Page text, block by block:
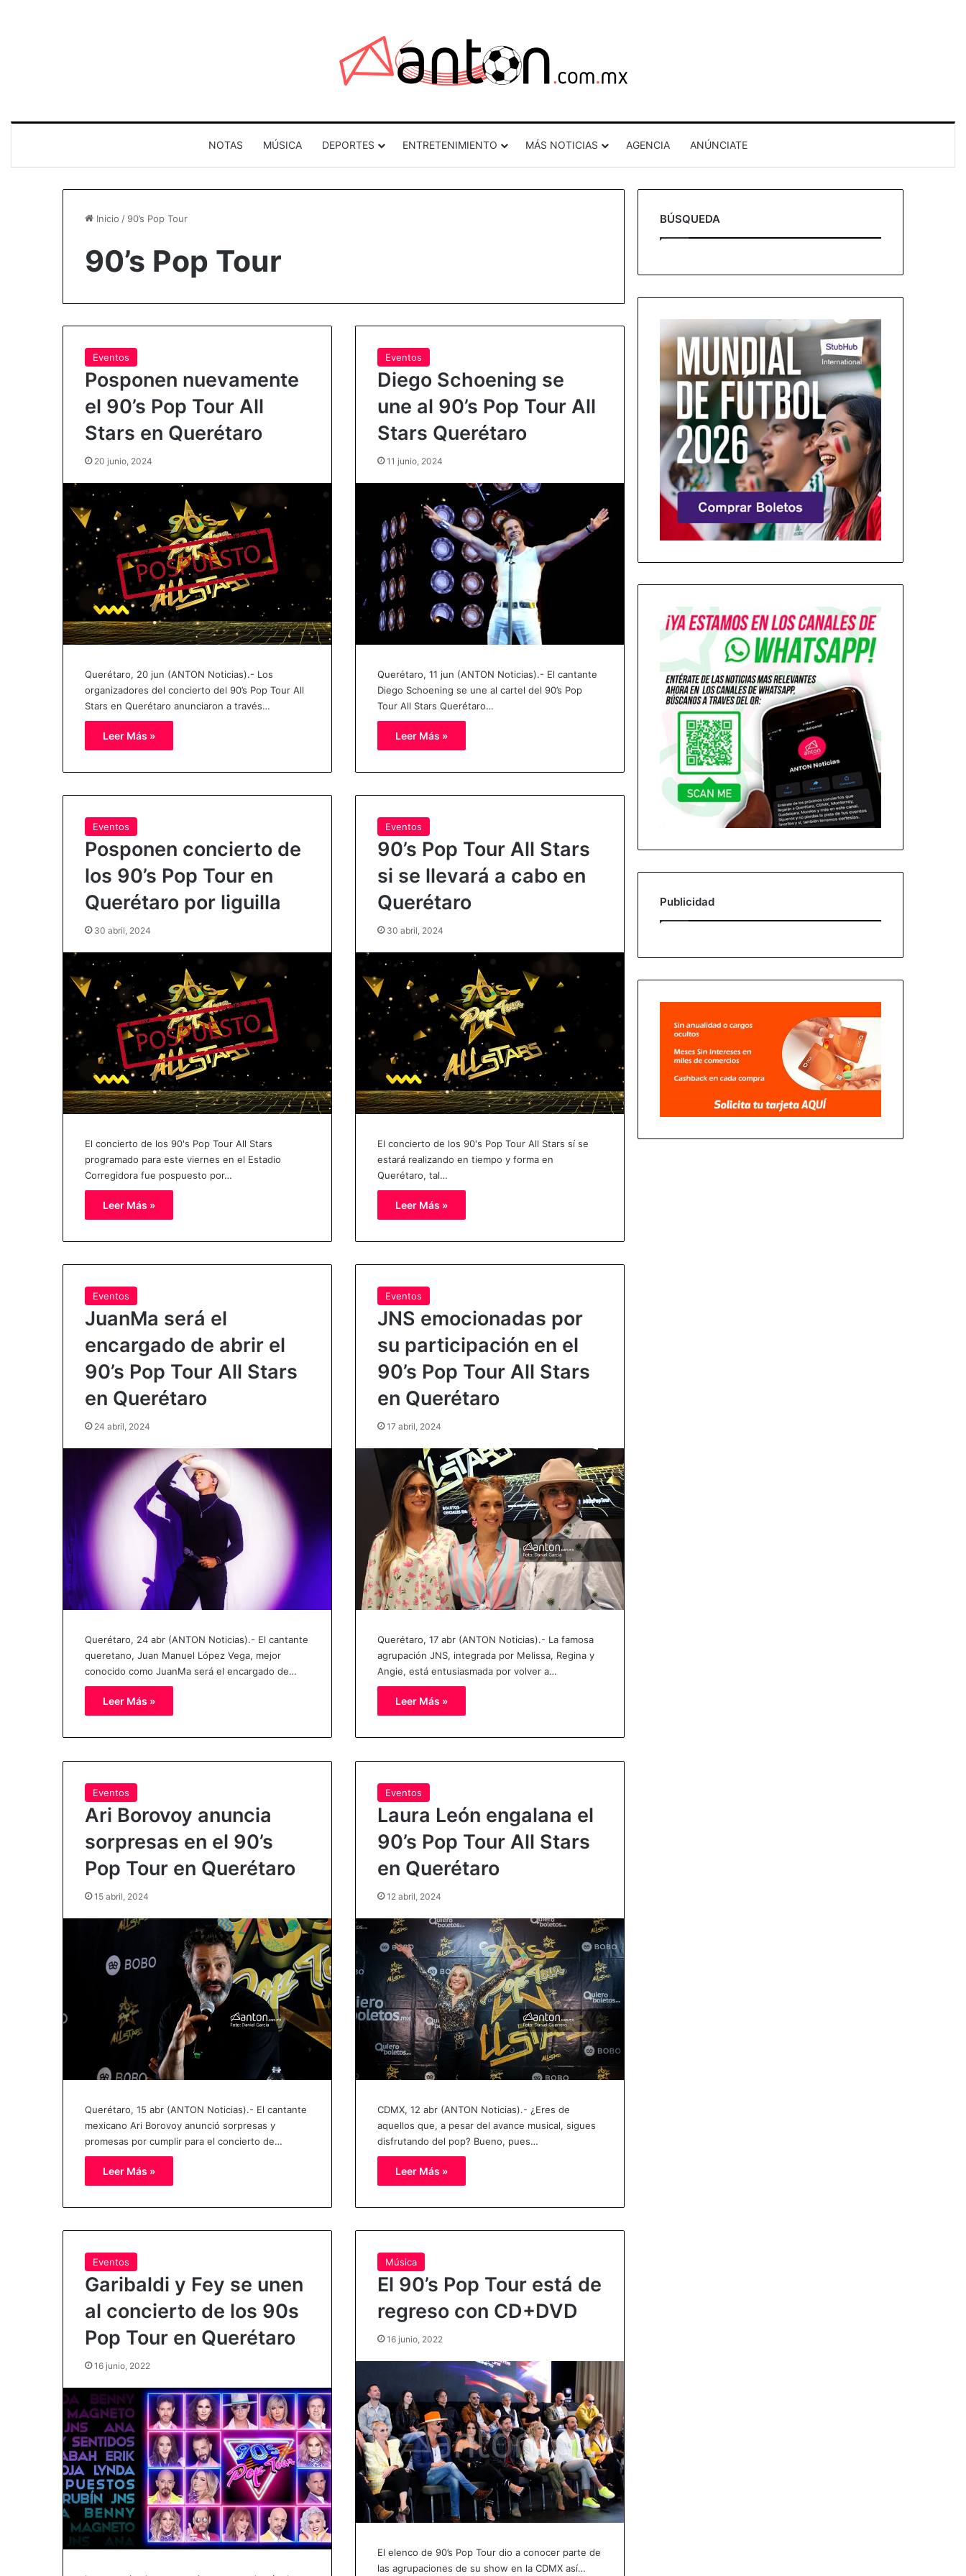
NOTAS MÚSICA DEPORTES ENTRETENIMIENTO MÁS NOTICIAS AGENCIA ANÚNCIATE
Inicio / 90’s Pop Tour
90’s Pop Tour
Eventos
Posponen nuevamente
el 90’s Pop Tour All
Stars en Querétaro
20 junio, 2024
Querétaro, 20 jun (ANTON Noticias).- Los
organizadores del concierto del 90’s Pop Tour All
Stars en Querétaro anunciaron a través…
Leer Más »
Eventos
Diego Schoening se
une al 90’s Pop Tour All
Stars Querétaro
11 junio, 2024
Querétaro, 11 jun (ANTON Noticias).- El cantante
Diego Schoening se une al cartel del 90’s Pop
Tour All Stars Querétaro…
Leer Más »
Eventos
Posponen concierto de
los 90’s Pop Tour en
Querétaro por liguilla
30 abril, 2024
El concierto de los 90's Pop Tour All Stars
programado para este viernes en el Estadio
Corregidora fue pospuesto por…
Leer Más »
Eventos
90’s Pop Tour All Stars
si se llevará a cabo en
Querétaro
30 abril, 2024
El concierto de los 90's Pop Tour All Stars sí se
estará realizando en tiempo y forma en
Querétaro, tal…
Leer Más »
Eventos
JuanMa será el
encargado de abrir el
90’s Pop Tour All Stars
en Querétaro
24 abril, 2024
Querétaro, 24 abr (ANTON Noticias).- El cantante
queretano, Juan Manuel López Vega, mejor
conocido como JuanMa será el encargado de…
Leer Más »
Eventos
JNS emocionadas por
su participación en el
90’s Pop Tour All Stars
en Querétaro
17 abril, 2024
Querétaro, 17 abr (ANTON Noticias).- La famosa
agrupación JNS, integrada por Melissa, Regina y
Angie, está entusiasmada por volver a…
Leer Más »
Eventos
Ari Borovoy anuncia
sorpresas en el 90’s
Pop Tour en Querétaro
15 abril, 2024
Querétaro, 15 abr (ANTON Noticias).- El cantante
mexicano Ari Borovoy anunció sorpresas y
promesas por cumplir para el concierto de…
Leer Más »
Eventos
Laura León engalana el
90’s Pop Tour All Stars
en Querétaro
12 abril, 2024
CDMX, 12 abr (ANTON Noticias).- ¿Eres de
aquellos que, a pesar del avance musical, sigues
disfrutando del pop? Bueno, pues…
Leer Más »
Eventos
Garibaldi y Fey se unen
al concierto de los 90s
Pop Tour en Querétaro
16 junio, 2022
Música
El 90’s Pop Tour está de
regreso con CD+DVD
16 junio, 2022
El elenco de 90’s Pop Tour dio a conocer parte de
las agrupaciones de su show en la CDMX así…
BÚSQUEDA
Publicidad